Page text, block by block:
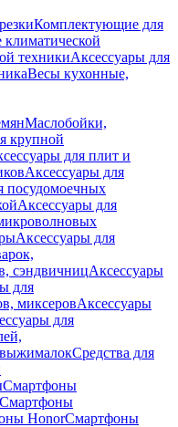
Комплектующие для
техникиАксессуары для
Весы кухонные,
Маслобойки,
крупной
для плит и
Аксессуары для
посудомоечных
Аксессуары для
Аксессуары для
сэндвичницАксессуары
для
миксеровАксессуары
для
Средства для
Смартфоны
Смартфоны
HonorСмартфоны